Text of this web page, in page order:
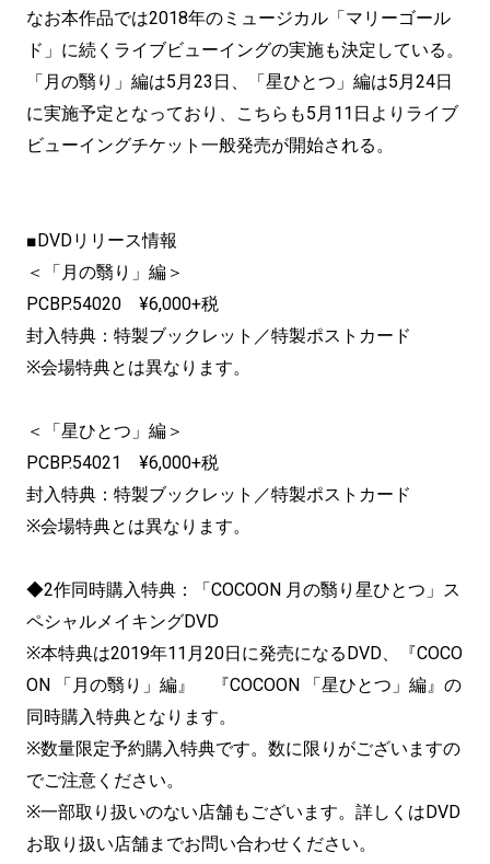
なお本作品では2018年のミュージカル「マリーゴール
ド」に続くライブビューイングの実施も決定している。
「月の翳り」編は5月23日、「星ひとつ」編は5月24日
に実施予定となっており、こちらも5月11日よりライブ
ビューイングチケット一般発売が開始される。
■DVDリリース情報
＜「月の翳り」編＞
PCBP.54020 ¥6,000+税
封入特典：特製ブックレット／特製ポストカード
※会場特典とは異なります。
＜「星ひとつ」編＞
PCBP.54021 ¥6,000+税
封入特典：特製ブックレット／特製ポストカード
※会場特典とは異なります。
◆2作同時購入特典：「COCOON 月の翳り星ひとつ」ス
ペシャルメイキングDVD
※本特典は2019年11月20日に発売になるDVD、『COCO
ON 「月の翳り」編』 『COCOON 「星ひとつ」編』の
同時購入特典となります。
※数量限定予約購入特典です。数に限りがございますの
でご注意ください。
※一部取り扱いのない店舗もございます。詳しくはDVD
お取り扱い店舗までお問い合わせください。